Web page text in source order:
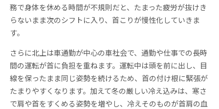
務で身体を休める時間が不規則だと、たまった疲労が抜けき
らないまま次のシフトに入り、首こりが慢性化していきま
す。
さらに北上は車通勤が中心の車社会で、通勤や仕事での長時
間の運転が首に負担を重ねます。運転中は頭を前に出し、目
線を保ったまま同じ姿勢を続けるため、首の付け根に緊張が
たまりやすくなります。加えて冬の厳しい冷え込みは、寒さ
で肩や首をすくめる姿勢を増やし、冷えそのものが首肩の血